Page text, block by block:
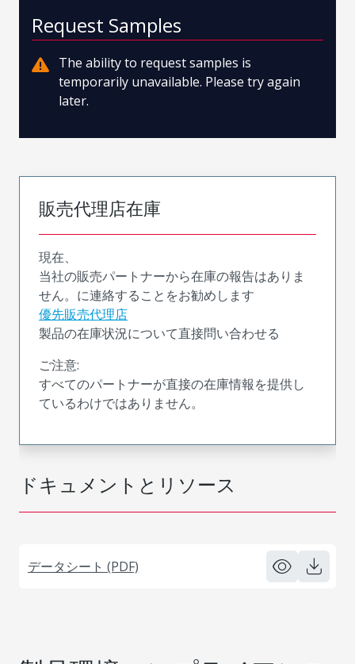
ドキュメントとリソース
データシート (PDF)
Request Samples
The ability to request samples is
temporarily unavailable. Please try again
later.
販売代理店在庫
現在、
当社の販売パートナーから在庫の報告はありま
せん。に連絡することをお勧めします
優先販売代理店
製品の在庫状況について直接問い合わせる
ご注意:
すべてのパートナーが直接の在庫情報を提供し
ているわけではありません。